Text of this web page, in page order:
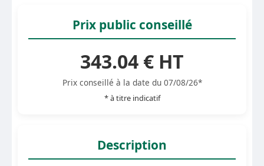
Prix public conseillé
343.04 € HT
Prix conseillé à la date du 07/08/26*
* à titre indicatif
Description